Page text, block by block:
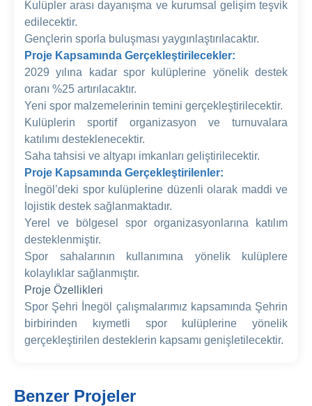
Kulüpler arası dayanışma ve kurumsal gelişim teşvik
edilecektir.
Gençlerin sporla buluşması yaygınlaştırılacaktır.
Proje Kapsamında Gerçekleştirilecekler:
2029 yılına kadar spor kulüplerine yönelik destek
oranı %25 artırılacaktır.
Yeni spor malzemelerinin temini gerçekleştirilecektir.
Kulüplerin sportif organizasyon ve turnuvalara
katılımı desteklenecektir.
Saha tahsisi ve altyapı imkanları geliştirilecektir.
Proje Kapsamında Gerçekleştirilenler:
İnegöl’deki spor kulüplerine düzenli olarak maddi ve
lojistik destek sağlanmaktadır.
Yerel ve bölgesel spor organizasyonlarına katılım
desteklenmiştir.
Spor sahalarının kullanımına yönelik kulüplere
kolaylıklar sağlanmıştır.
Proje Özellikleri
Spor Şehri İnegöl çalışmalarımız kapsamında Şehrin
birbirinden kıymetli spor kulüplerine yönelik
gerçekleştirilen desteklerin kapsamı genişletilecektir.
Benzer Projeler